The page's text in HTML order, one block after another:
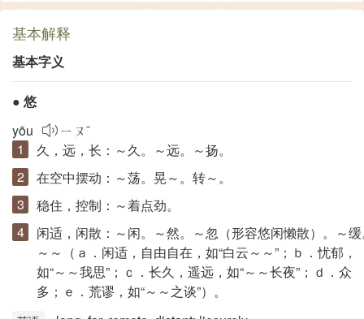
基本解释
基本字义
● 悠
yōu
ㄧㄡˉ
久，远，长：～久。～远。～扬。
在空中摆动：～荡。晃～。转～。
稳住，控制：～着点劲。
闲适，闲散：～闲。～然。～忽（形容悠闲懒散）。～
～～（ａ．闲适，自由自在，如“白云～～”；ｂ．忧郁，
如“～～我思”；ｃ．长久，遥远，如“～～长夜”；ｄ．众
多；ｅ．荒谬，如“～～之谈”）。